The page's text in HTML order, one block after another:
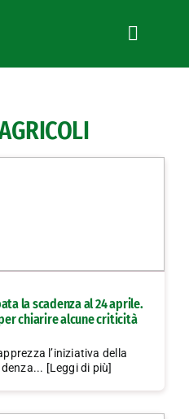
la scadenza al 24 aprile.
chiarire alcune criticità
l’iniziativa della
[Leggi di più]